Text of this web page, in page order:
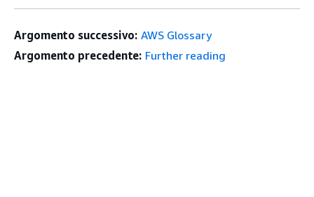
Argomento successivo: AWS Glossary
Argomento precedente: Further reading